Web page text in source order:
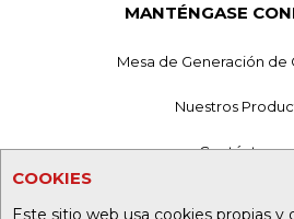
COOKIES
Este sitio web usa cookies propias y
MANTÉNGASE
Mesa de Generación de
Nuestros
Contáctenos